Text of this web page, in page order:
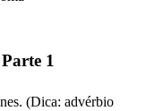
1
(Dica: advérbio